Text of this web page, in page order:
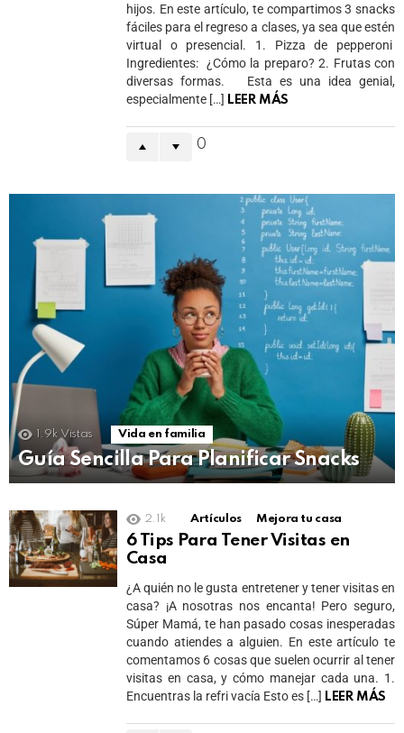
hijos. En este artículo, te compartimos 3 snacks
fáciles para el regreso a clases, ya sea que estén
virtual o presencial. 1. Pizza de pepperoni
Ingredientes: ¿Cómo la preparo? 2. Frutas con
diversas formas. Esta es una idea genial,
especialmente […] LEER MÁS
0
1.9k Vistas Vida en familia
Guía Sencilla Para Planificar Snacks
2.1k Artículos Mejora tu casa
6 Tips Para Tener Visitas en
Casa
¿A quién no le gusta entretener y tener visitas en
casa? ¡A nosotras nos encanta! Pero seguro,
Súper Mamá, te han pasado cosas inesperadas
cuando atiendes a alguien. En este artículo te
comentamos 6 cosas que suelen ocurrir al tener
visitas en casa, y cómo manejar cada una. 1.
Encuentras la refri vacía Esto es […] LEER MÁS